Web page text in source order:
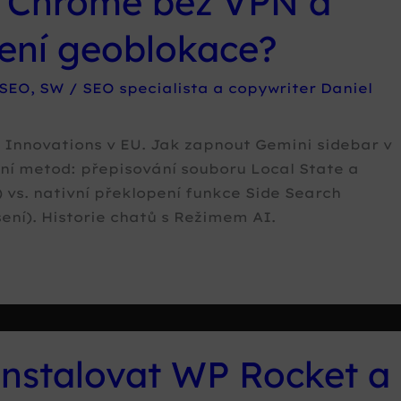
geoblokace?
SEO, SW / SEO specialista a copywriter Daniel
v EU. Jak zapnout Gemini sidebar v
metod: přepisování souboru Local State a
vs. nativní překlopení funkce Side Search
Historie chatů s Režimem AI.
WP Rocket a